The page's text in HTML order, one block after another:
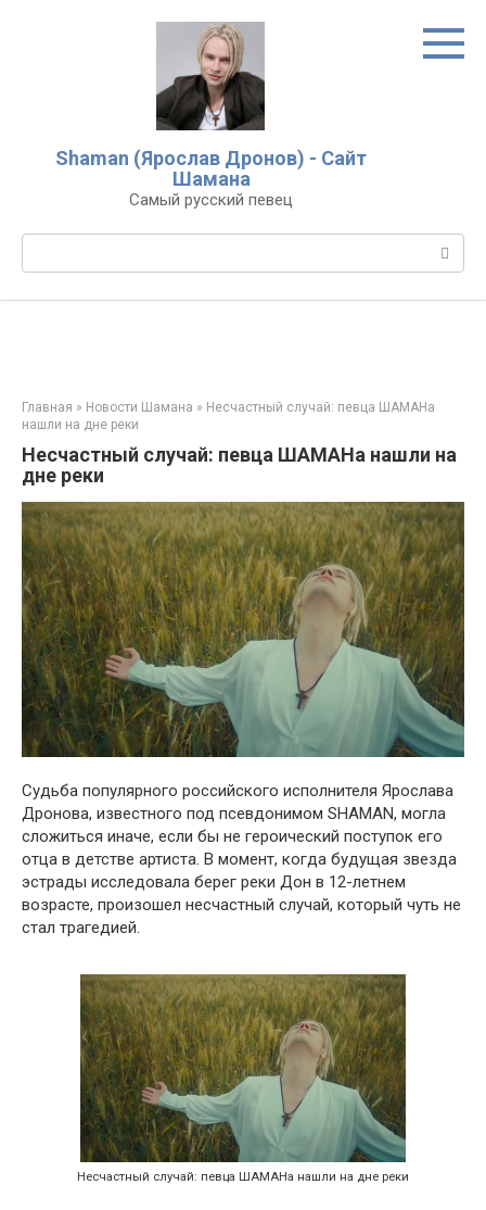
Shaman (Ярослав Дронов) - Сайт
Шамана
Самый русский певец
Главная » Новости Шамана » Несчастный случай: певца ШАМАНа
нашли на дне реки
Несчастный случай: певца ШАМАНа нашли на
дне реки
Судьба популярного российского исполнителя Ярослава
Дронова, известного под псевдонимом SHAMAN, могла
сложиться иначе, если бы не героический поступок его
отца в детстве артиста. В момент, когда будущая звезда
эстрады исследовала берег реки Дон в 12-летнем
возрасте, произошел несчастный случай, который чуть не
стал трагедией.
Несчастный случай: певца ШАМАНа нашли на дне реки